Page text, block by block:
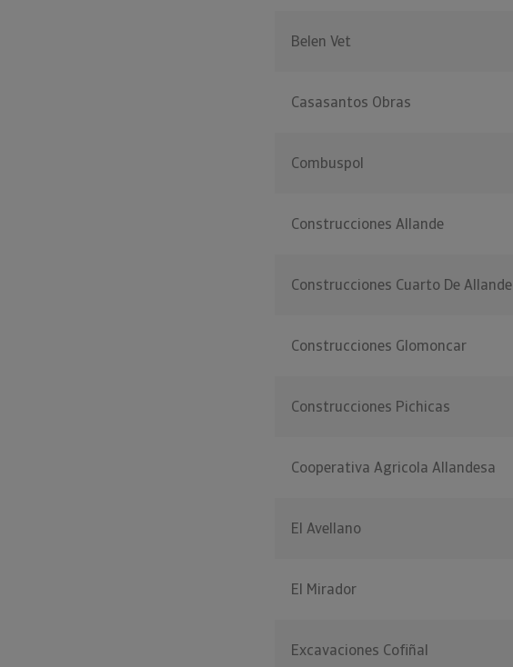
Belen Vet
Casasantos Obras
Combuspol
Construcciones Allande
Construcciones Cuarto De Allande
Construcciones Glomoncar
Construcciones Pichicas
Cooperativa Agricola Allandesa
El Avellano
El Mirador
Excavaciones Cofiñal